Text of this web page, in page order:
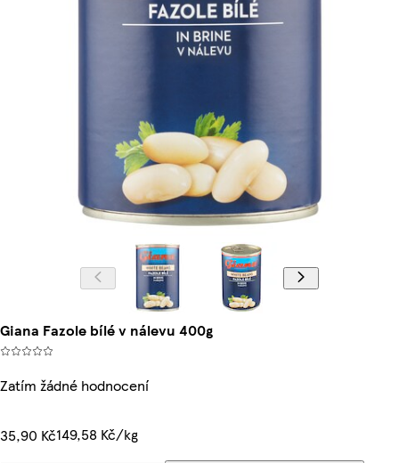
Giana Fazole bílé v nálevu 400g
Zatím žádné hodnocení
35,90 Kč149,58 Kč/kg